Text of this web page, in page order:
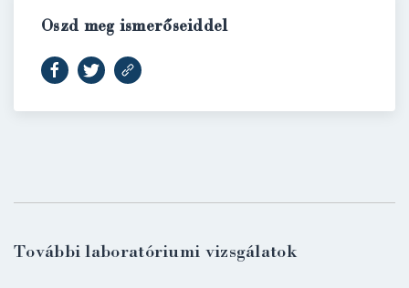
Oszd meg ismerőseiddel
További laboratóriumi vizsgálatok